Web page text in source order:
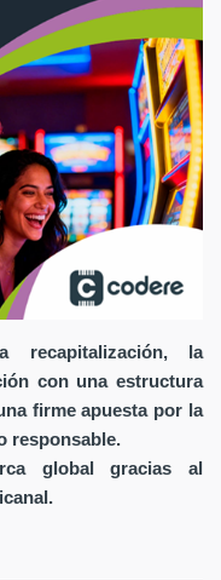
recapitalización, la
con una estructura
firme apuesta por la
responsable.
global gracias al